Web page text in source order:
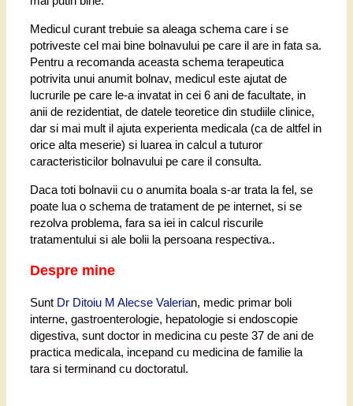
Medicul curant trebuie sa aleaga schema care i se
potriveste cel mai bine bolnavului pe care il are in fata sa.
Pentru a recomanda aceasta schema terapeutica
potrivita unui anumit bolnav, medicul este ajutat de
lucrurile pe care le-a invatat in cei 6 ani de facultate, in
anii de rezidentiat, de datele teoretice din studiile clinice,
dar si mai mult il ajuta experienta medicala (ca de altfel in
orice alta meserie) si luarea in calcul a tuturor
caracteristicilor bolnavului pe care il consulta.
Daca toti bolnavii cu o anumita boala s-ar trata la fel, se
poate lua o schema de tratament de pe internet, si se
rezolva problema, fara sa iei in calcul riscurile
tratamentului si ale bolii la persoana respectiva..
Despre mine
Sunt Dr Ditoiu M Alecse Valerian, medic primar boli
interne, gastroenterologie, hepatologie si endoscopie
digestiva, sunt doctor in medicina cu peste 37 de ani de
practica medicala, incepand cu medicina de familie la
tara si terminand cu doctoratul.